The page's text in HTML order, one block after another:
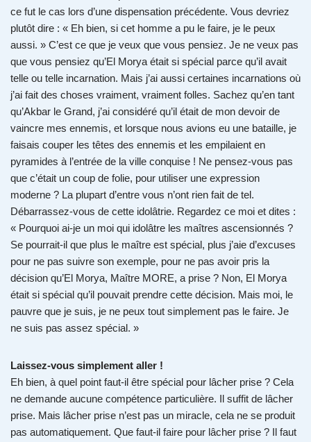
ce fut le cas lors d’une dispensation précédente. Vous devriez
plutôt dire : « Eh bien, si cet homme a pu le faire, je le peux
aussi. » C’est ce que je veux que vous pensiez. Je ne veux pas
que vous pensiez qu’El Morya était si spécial parce qu’il avait
telle ou telle incarnation. Mais j’ai aussi certaines incarnations où
j’ai fait des choses vraiment, vraiment folles. Sachez qu’en tant
qu’Akbar le Grand, j’ai considéré qu’il était de mon devoir de
vaincre mes ennemis, et lorsque nous avions eu une bataille, je
faisais couper les têtes des ennemis et les empilaient en
pyramides à l’entrée de la ville conquise ! Ne pensez-vous pas
que c’était un coup de folie, pour utiliser une expression
moderne ? La plupart d’entre vous n’ont rien fait de tel.
Débarrassez-vous de cette idolâtrie. Regardez ce moi et dites :
« Pourquoi ai-je un moi qui idolâtre les maîtres ascensionnés ?
Se pourrait-il que plus le maître est spécial, plus j’aie d’excuses
pour ne pas suivre son exemple, pour ne pas avoir pris la
décision qu’El Morya, Maître MORE, a prise ? Non, El Morya
était si spécial qu’il pouvait prendre cette décision. Mais moi, le
pauvre que je suis, je ne peux tout simplement pas le faire. Je
ne suis pas assez spécial. »
Laissez-vous simplement aller !
Eh bien, à quel point faut-il être spécial pour lâcher prise ? Cela
ne demande aucune compétence particulière. Il suffit de lâcher
prise. Mais lâcher prise n’est pas un miracle, cela ne se produit
pas automatiquement. Que faut-il faire pour lâcher prise ? Il faut